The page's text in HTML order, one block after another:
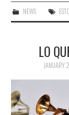
NEWS ESTO
LO
JANUARY